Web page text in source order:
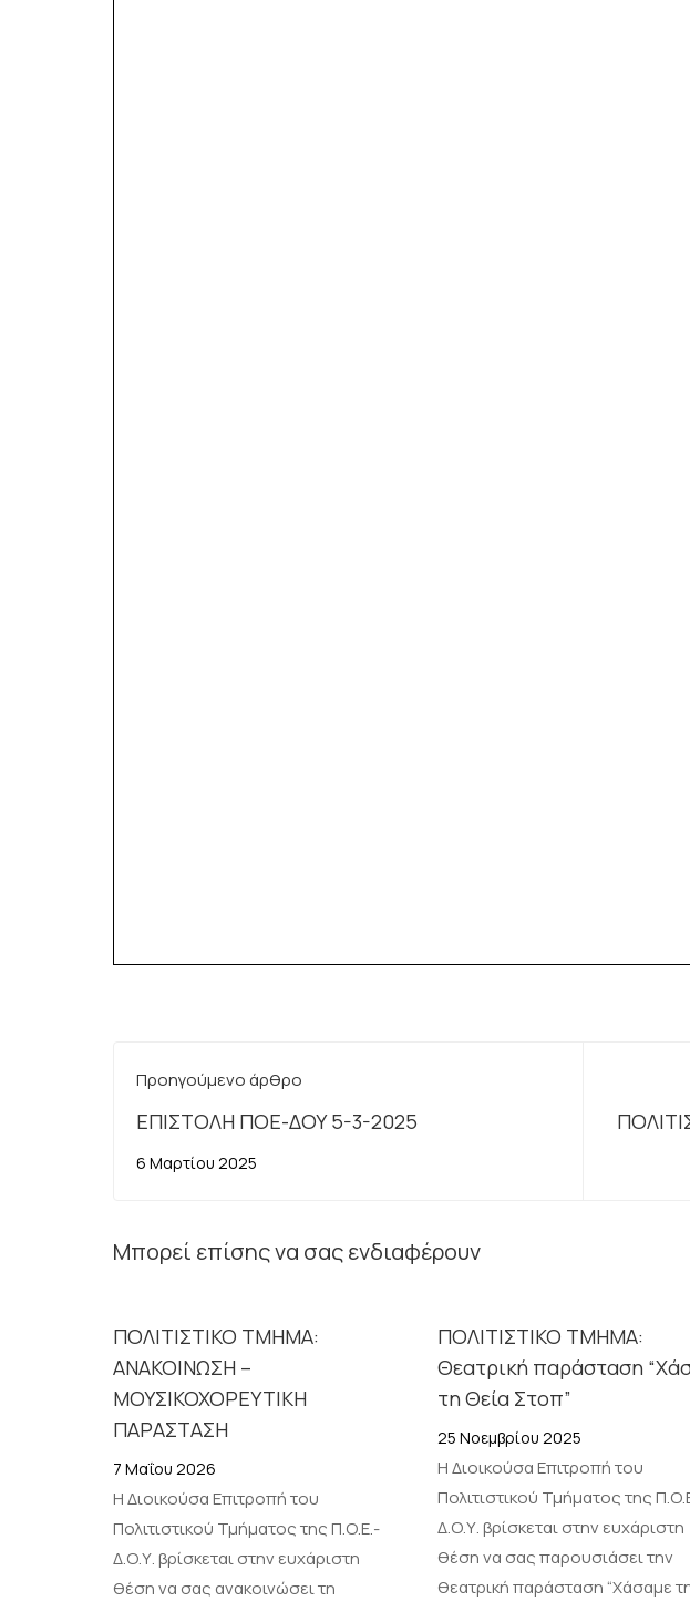
Προηγούμενο άρθρο
ΕΠΙΣΤΟΛΗ ΠΟΕ-ΔΟΥ 5-3-2025
6 Μαρτίου 2025
Μπορεί επίσης να σας ενδιαφέρουν
ΠΟΛΙΤΙΣΤΙΚΟ ΤΜΗΜΑ:
ΑΝΑΚΟΙΝΩΣΗ –
ΜΟΥΣΙΚΟΧΟΡΕΥΤΙΚΗ
ΠΑΡΑΣΤΑΣΗ
7 Μαΐου 2026
Η Διοικούσα Επιτροπή του
Πολιτιστικού Τμήματος της Π.Ο.Ε.-
Δ.Ο.Υ. βρίσκεται στην ευχάριστη
θέση να σας ανακοινώσει τη
ΠΟΛΙΤΙΣΤΙΚΟ ΤΜΗΜΑ:
Θεατρική παράσταση
τη Θεία Στοπ”
25 Νοεμβρίου 2025
Η Διοικούσα Επιτροπή του
Πολιτιστικού Τμήματος της
Δ.Ο.Υ. βρίσκεται στην ευχάριστη
θέση να σας παρουσιάσει την
θεατρική παράσταση “Χάσαμε